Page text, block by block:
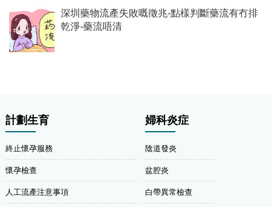
深圳藥物流產失敗嘅徵兆-點樣判斷藥流有冇排
乾淨-藥流唔清
計劃生育
終止懷孕服務
懷孕檢查
人工流產注意事項
婦科炎症
陰道發炎
盆腔炎
白帶異常檢查